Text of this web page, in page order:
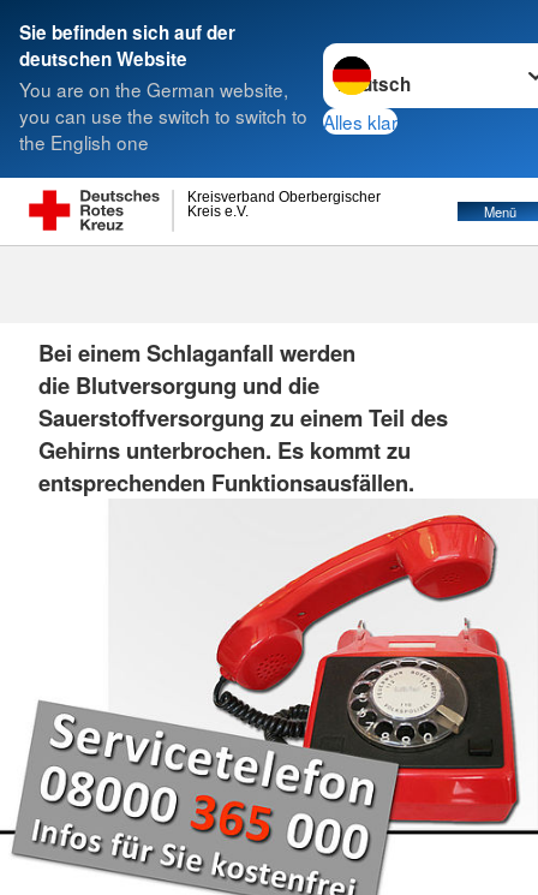
Sie befinden sich auf der
deutschen Website
You are on the German website,
you can use the switch to switch to
the English one
Sprache wechseln zu
Alles klar
Kreis e.V.
Kreisverband Oberbergischer
Menü
Suche
Bei einem Schlaganfall werden
die Blutversorgung und die
Sauerstoffversorgung zu einem Teil des
Gehirns unterbrochen. Es kommt zu
entsprechenden Funktionsausfällen.